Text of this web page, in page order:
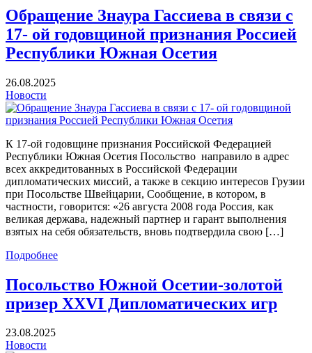
Обращение Знаура Гассиева в связи с
17- ой годовщиной признания Россией
Республики Южная Осетия
26.08.2025
Новости
К 17-ой годовщине признания Российской Федерацией
Республики Южная Осетия Посольство направило в адрес
всех аккредитованных в Российской Федерации
дипломатических миссий, а также в секцию интересов Грузии
при Посольстве Швейцарии, Сообщение, в котором, в
частности, говорится: «26 августа 2008 года Россия, как
великая держава, надежный партнер и гарант выполнения
взятых на себя обязательств, вновь подтвердила свою […]
Подробнее
Посольство Южной Осетии-золотой
призер XXVI Дипломатических игр
23.08.2025
Новости